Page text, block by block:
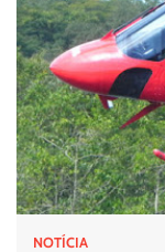
NOTÍCIA